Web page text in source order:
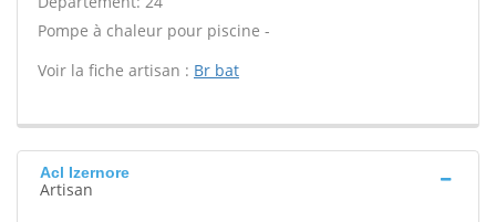
Pompe à chaleur pour piscine -
Voir la fiche artisan : Br bat
Acl Izernore
Artisan